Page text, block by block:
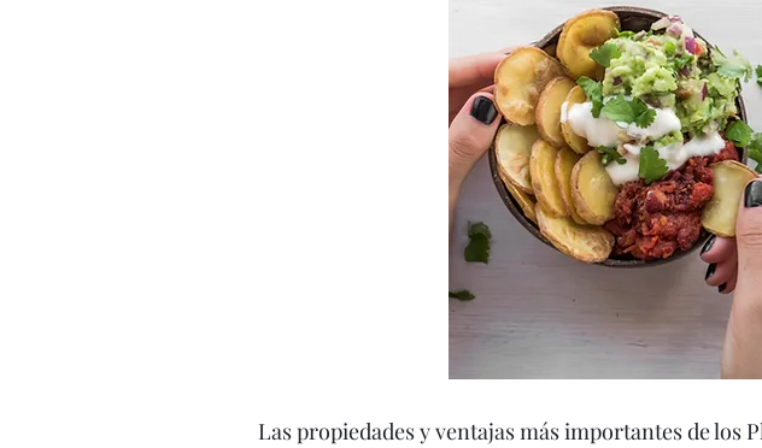
Las propiedades y ventajas más importantes de los